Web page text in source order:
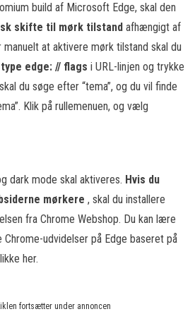
build af Microsoft Edge, skal den
skifte til mørk tilstand afhængigt af
at aktivere mørk tilstand skal du
type edge: // flags i URL-linjen og trykke
du søge efter “tema”, og du vil finde
Klik på rullemenuen, og vælg
dark mode skal aktiveres. Hvis du
mørkere , skal du installere
fra Chrome Webshop. Du kan lære
Chrome-udvidelser på Edge baseret på
her.
fortsætter under annoncen